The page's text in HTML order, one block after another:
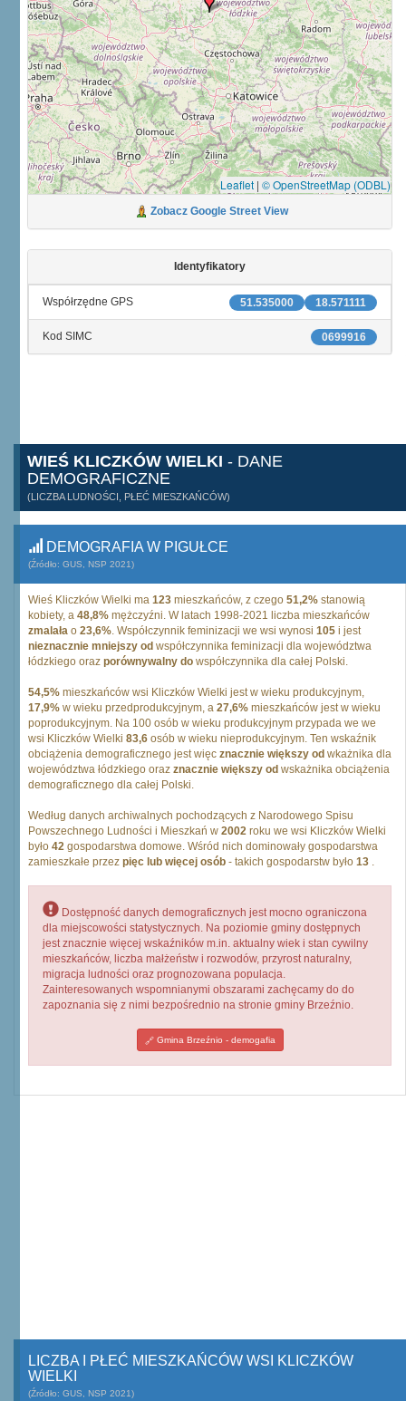
Leaflet | © OpenStreetMap (ODBL)
Zobacz Google Street View
Identyfikatory
18.571111
51.535000
Współrzędne GPS
0699916
Kod SIMC
WIEŚ KLICZKÓW WIELKI - DANE
DEMOGRAFICZNE
(LICZBA LUDNOŚCI, PŁEĆ MIESZKAŃCÓW)
DEMOGRAFIA W PIGUŁCE
(Źródło: GUS, NSP 2021)
Wieś Kliczków Wielki ma 123 mieszkańców, z czego 51,2% stanowią
kobiety, a 48,8% mężczyźni. W latach 1998-2021 liczba mieszkańców
zmalała o 23,6%. Współczynnik feminizacji we wsi wynosi 105 i jest
nieznacznie mniejszy od współczynnika feminizacji dla województwa
łódzkiego oraz porównywalny do współczynnika dla całej Polski.
54,5% mieszkańców wsi Kliczków Wielki jest w wieku produkcyjnym,
17,9% w wieku przedprodukcyjnym, a 27,6% mieszkańców jest w wieku
poprodukcyjnym. Na 100 osób w wieku produkcyjnym przypada we we
wsi Kliczków Wielki 83,6 osób w wieku nieprodukcyjnym. Ten wskaźnik
obciążenia demograficznego jest więc znacznie większy od wkażnika dla
województwa łódzkiego oraz znacznie większy od wskażnika obciążenia
demograficznego dla całej Polski.
Według danych archiwalnych pochodzących z Narodowego Spisu
Powszechnego Ludności i Mieszkań w 2002 roku we wsi Kliczków Wielki
było 42 gospodarstwa domowe. Wśród nich dominowały gospodarstwa
zamieszkałe przez pięc lub więcej osób - takich gospodarstw było 13 .
Dostępność danych demograficznych jest mocno ograniczona
dla miejscowości statystycznych. Na poziomie gminy dostępnych
jest znacznie więcej wskaźników m.in. aktualny wiek i stan cywilny
mieszkańców, liczba małżeństw i rozwodów, przyrost naturalny,
migracja ludności oraz prognozowana populacja.
Zainteresowanych wspomnianymi obszarami zachęcamy do do
zapoznania się z nimi bezpośrednio na stronie gminy Brzeźnio.
Gmina Brzeźnio - demogafia
LICZBA I PŁEĆ MIESZKAŃCÓW WSI KLICZKÓW
WIELKI
(Źródło: GUS, NSP 2021)